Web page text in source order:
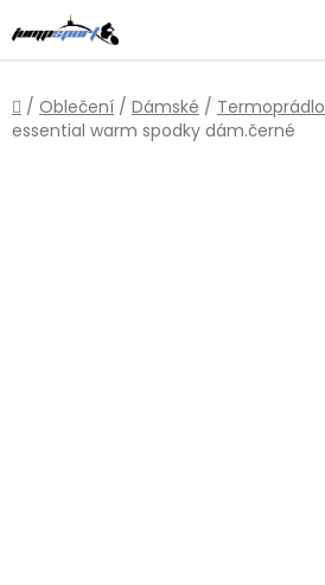
na
obsah
Domů
/ Oblečení / Dámské / Termoprádlo
essential warm spodky dám.černé